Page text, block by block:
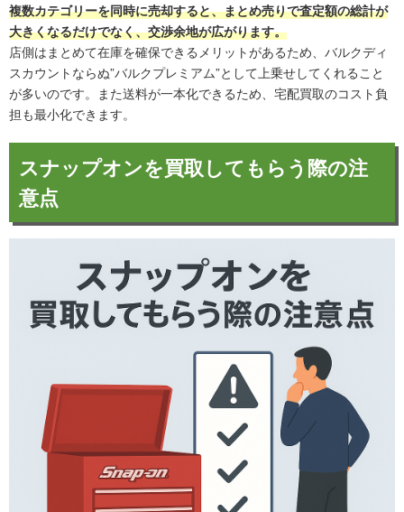
複数カテゴリーを同時に売却すると、まとめ売りで査定額の総計が
大きくなるだけでなく、交渉余地が広がります。
店側はまとめて在庫を確保できるメリットがあるため、バルクディ
スカウントならぬ”バルクプレミアム”として上乗せしてくれること
が多いのです。また送料が一本化できるため、宅配買取のコスト負
担も最小化できます。
スナップオンを買取してもらう際の注
意点